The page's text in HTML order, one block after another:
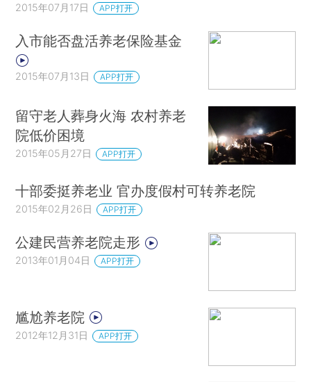
2015年07月17日 APP打开
入市能否盘活养老保险基金
2015年07月13日 APP打开
留守老人葬身火海 农村养老
院低价困境
2015年05月27日 APP打开
十部委挺养老业 官办度假村可转养老院
2015年02月26日 APP打开
公建民营养老院走形
2013年01月04日 APP打开
尴尬养老院
2012年12月31日 APP打开